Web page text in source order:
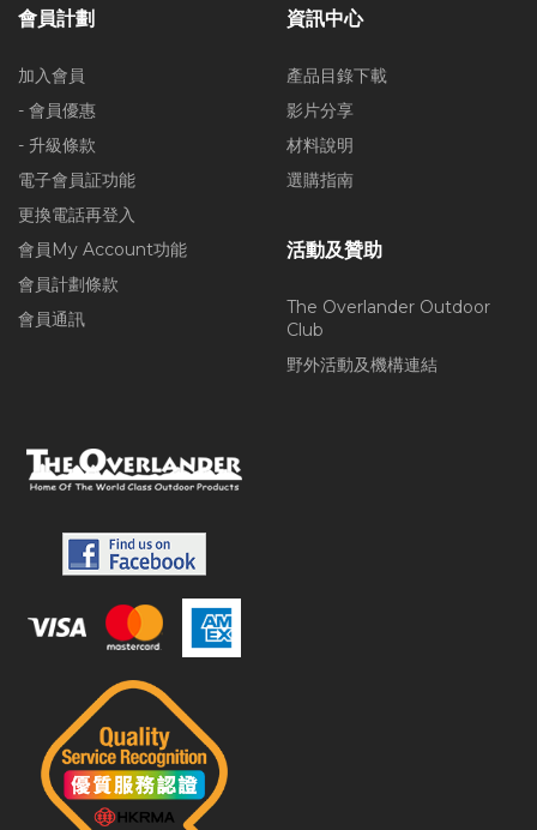
會員計劃
加入會員
- 會員優惠
- 升級條款
電子會員証功能
更換電話再登入
會員My Account功能
會員計劃條款
會員通訊
資訊中心
產品目錄下載
影片分享
材料說明
選購指南
活動及贊助
The Overlander Outdoor
Club
野外活動及機構連結